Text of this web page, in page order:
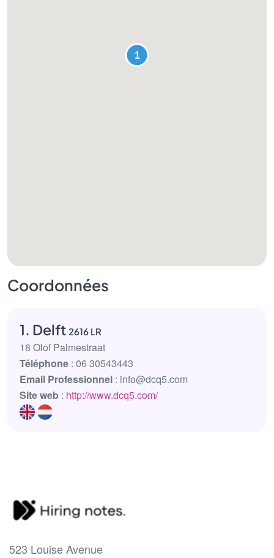
Coordonnées
1. Delft 2616 LR
18 Olof Palmestraat
Téléphone : 06 30543443
Email Professionnel : info@dcq5.com
Site web : http://www.dcq5.com/
523 Louise Avenue